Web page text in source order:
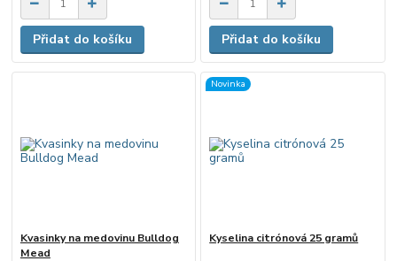
Přidat do košíku Přidat do košíku
Kvasinky na medovinu Bulldog
Mead
Novinka
Kyselina citrónová 25 gramů